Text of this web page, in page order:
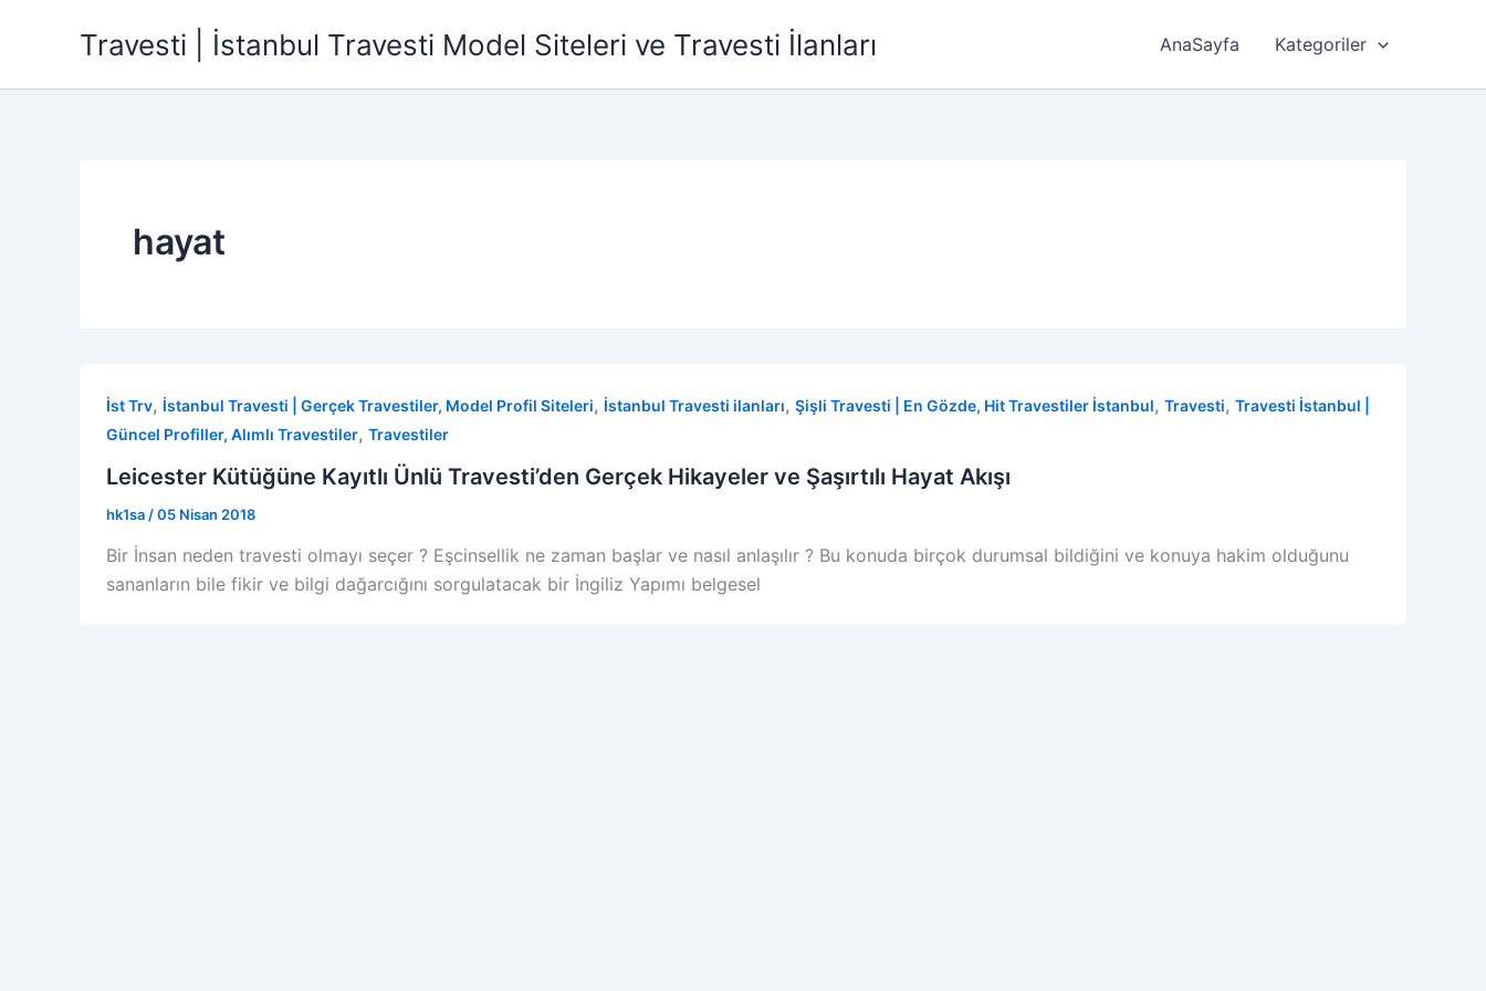
Travesti | İstanbul Travesti Model Siteleri ve Travesti İlanları AnaSayfa Kategoriler
hayat
İst Trv, İstanbul Travesti | Gerçek Travestiler, Model Profil Siteleri, İstanbul Travesti ilanları, Şişli Travesti | En Gözde, Hit Travestiler İstanbul, Travesti, Travesti İstanbul |
Güncel Profiller, Alımlı Travestiler, Travestiler
Leicester Kütüğüne Kayıtlı Ünlü Travesti’den Gerçek Hikayeler ve Şaşırtılı Hayat Akışı
hk1sa /05 Nisan 2018
Bir İnsan neden travesti olmayı seçer ? Eşcinsellik ne zaman başlar ve nasıl anlaşılır ? Bu konuda birçok durumsal bildiğini ve konuya hakim olduğunu
sananların bile fikir ve bilgi dağarcığını sorgulatacak bir İngiliz Yapımı belgesel